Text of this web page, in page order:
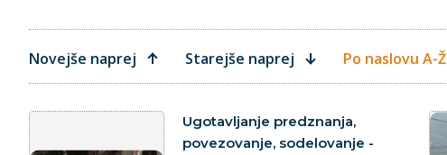
Novejše naprej Starejše naprej Po naslovu A-Ž
splet
Ugotavljanje predznanja,
povezovanje, sodelovanje -